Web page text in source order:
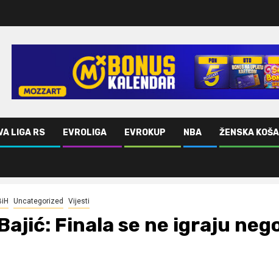
LIGA RS EVROLIGA EVROKUP NBA ŽENSKA
Uncategorized Vijesti
Finala se ne igraju